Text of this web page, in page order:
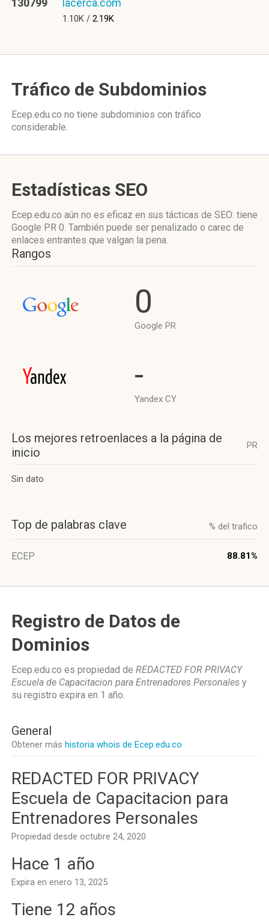
130799 lacerca.com
1.10K / 2.19K
Tráfico de Subdominios
Ecep.edu.co no tiene subdominios con tráfico
considerable.
Estadísticas SEO
Ecep.edu.co aún no es eficaz en sus tácticas de SEO: tiene
Google PR 0. También puede ser penalizado o carec de
enlaces entrantes que valgan la pena.
Rangos
0
Google PR
-
Yandex CY
Los mejores retroenlaces a la página de
inicio
PR
Sin dato
Top de palabras clave % del trafico
ECEP 88.81%
Registro de Datos de
Dominios
Ecep.edu.co es propiedad de REDACTED FOR PRIVACY
Escuela de Capacitacion para Entrenadores Personales y
su registro expira en 1 año.
General
Obtener más historia whois de Ecep.edu.co
REDACTED FOR PRIVACY
Escuela de Capacitacion para
Entrenadores Personales
Propiedad desde octubre 24, 2020
Hace 1 año
Expira en enero 13, 2025
Tiene 12 años